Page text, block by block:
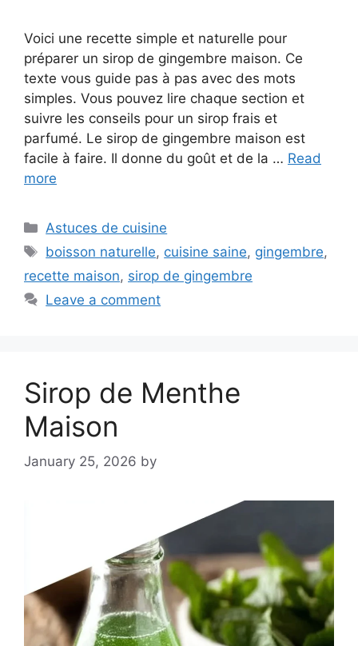
Voici une recette simple et naturelle pour
préparer un sirop de gingembre maison. Ce
texte vous guide pas à pas avec des mots
simples. Vous pouvez lire chaque section et
suivre les conseils pour un sirop frais et
parfumé. Le sirop de gingembre maison est
facile à faire. Il donne du goût et de la … Read
more
Categories
Astuces de cuisine
Tags
boisson naturelle, cuisine saine, gingembre,
recette maison, sirop de gingembre
Leave a comment
Sirop de Menthe
Maison
January 25, 2026 by